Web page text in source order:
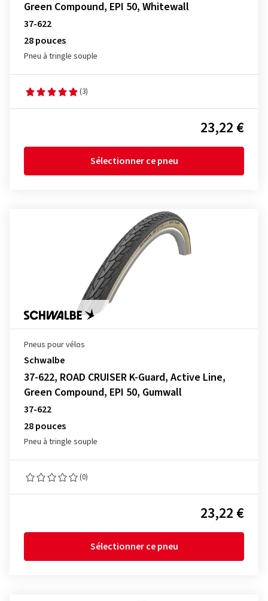
Green Compound, EPI 50, Whitewall
37-622
28 pouces
Pneu à tringle souple
(3)
23,22 €
Sélectionner ce pneu
Pneus pour vélos
Schwalbe
37-622, ROAD CRUISER K-Guard, Active Line,
Green Compound, EPI 50, Gumwall
37-622
28 pouces
Pneu à tringle souple
(0)
23,22 €
Sélectionner ce pneu